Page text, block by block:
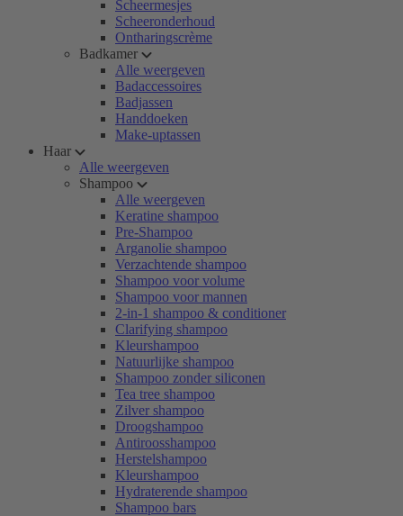
Scheermesjes
Scheeronderhoud
Ontharingscrème
Badkamer
Alle weergeven
Badaccessoires
Badjassen
Handdoeken
Make-uptassen
Haar
Alle weergeven
Shampoo
Alle weergeven
Keratine shampoo
Pre-Shampoo
Arganolie shampoo
Verzachtende shampoo
Shampoo voor volume
Shampoo voor mannen
2-in-1 shampoo & conditioner
Clarifying shampoo
Kleurshampoo
Natuurlijke shampoo
Shampoo zonder siliconen
Tea tree shampoo
Zilver shampoo
Droogshampoo
Antiroosshampoo
Herstelshampoo
Kleurshampoo
Hydraterende shampoo
Shampoo bars